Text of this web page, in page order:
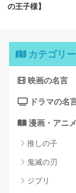
の王子様】
カテゴリー
映画の名言
ドラマの名
漫画・アニ
推しの子
鬼滅の刃
ジブリ